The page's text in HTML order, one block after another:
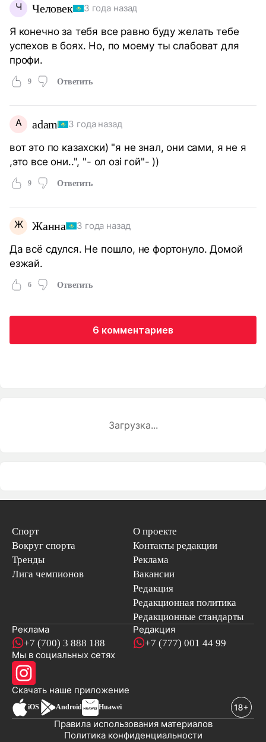
Ч Человек 3 года назад
Я конечно за тебя все равно буду желать тебе
успехов в боях. Но, по моему ты слабоват для
профи.
9 Ответить
A adam 3 года назад
вот это по казахски) "я не знал, они сами, я не я
,это все они..", "- ол озi гой"- ))
9 Ответить
Ж Жанна 3 года назад
Да всё сдулся. Не пошло, не фортонуло. Домой
езжай.
6 Ответить
6 комментариев
Загрузка...
Спорт
Вокруг спорта
Тренды
Лига чемпионов
О проекте
Контакты редакции
Реклама
Вакансии
Редакция
Редакционная политика
Редакционные стандарты
Реклама
+7 (700) 3 888 188
Редакция
+7 (777) 001 44 99
Мы в социальных сетях
Скачать наше приложениеновостей
iOS Android Huawei
Политика конфиденциальности
Правила использования материалов